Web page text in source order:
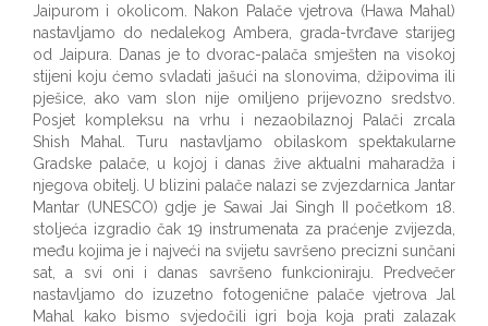
Jaipurom i okolicom. Nakon Palače vjetrova (Hawa Mahal)
nastavljamo do nedalekog Ambera, grada-tvrđave starijeg
od Jaipura. Danas je to dvorac-palača smješten na visokoj
stijeni koju ćemo svladati jašući na slonovima, džipovima ili
pješice, ako vam slon nije omiljeno prijevozno sredstvo.
Posjet kompleksu na vrhu i nezaobilaznoj Palači zrcala
Shish Mahal. Turu nastavljamo obilaskom spektakularne
Gradske palače, u kojoj i danas žive aktualni maharadža i
njegova obitelj. U blizini palače nalazi se zvjezdarnica Jantar
Mantar (UNESCO) gdje je Sawai Jai Singh II početkom 18.
stoljeća izgradio čak 19 instrumenata za praćenje zvijezda,
među kojima je i najveći na svijetu savršeno precizni sunčani
sat, a svi oni i danas savršeno funkcioniraju. Predvečer
nastavljamo do izuzetno fotogenične palače vjetrova Jal
Mahal kako bismo svjedočili igri boja koja prati zalazak